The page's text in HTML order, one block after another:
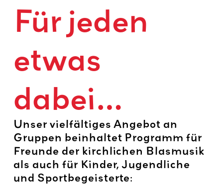
Für jeden
etwas
dabei…
Unser vielfältiges Angebot an
Gruppen beinhaltet Programm für
Freunde der kirchlichen Blasmusik
als auch für Kinder, Jugendliche
und Sportbegeisterte: